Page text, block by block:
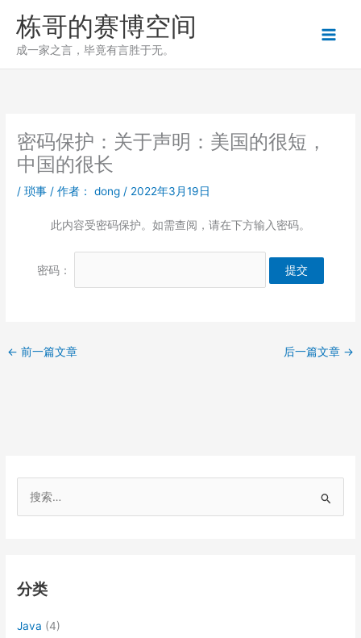
栋哥的赛博空间
成一家之言，毕竟有言胜于无。
密码保护：关于声明：美国的很短，
中国的很长
/琐事 / 作者： dong / 2022年3月19日
此内容受密码保护。如需查阅，请在下方输入密码。
密码：
← 前一篇文章 后一篇文章 →
分类
Java (4)